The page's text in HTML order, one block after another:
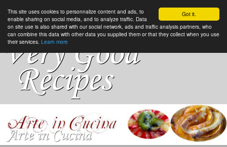
Got it.
This site uses cookies to personnalize content and ads, to
enable sharing on social media, and to analyze traffic. Data
on site use is also shared with our social network, ads and traffic analysis partners, who
can combine this data with other data you supplied them or that they collect when you use
their services. Learn more